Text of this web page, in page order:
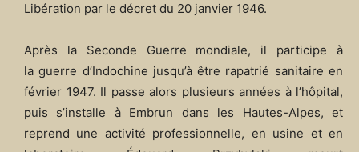
Libération par le décret du 20 janvier 1946.
Après la Seconde Guerre mondiale, il participe à
la guerre d’Indochine jusqu’à être rapatrié sanitaire en
février 1947. Il passe alors plusieurs années à l’hôpital,
puis s’installe à Embrun dans les Hautes-Alpes, et
reprend une activité professionnelle, en usine et en